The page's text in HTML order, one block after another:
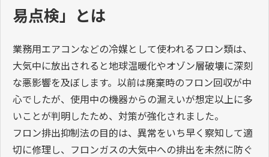
易点検」とは
業務用エアコンなどの冷媒として使われるフロン類は、
大気中に放出されると地球温暖化やオゾン層破壊に深刻
な悪影響を及ぼします。以前は廃棄時のフロン回収が中
心でしたが、使用中の機器からの漏えいが想定以上に多
いことが判明したため、対策が強化されました。
フロン排出抑制法の目的は、異常をいち早く察知して適
切に修理し、フロンガスの大気中への排出を未然に防ぐ